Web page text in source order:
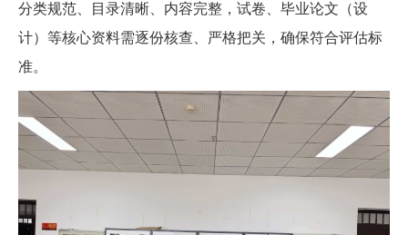
分类规范、目录清晰、内容完整，试卷、毕业论文（设
计）等核心资料需逐份核查、严格把关，确保符合评估标
准。